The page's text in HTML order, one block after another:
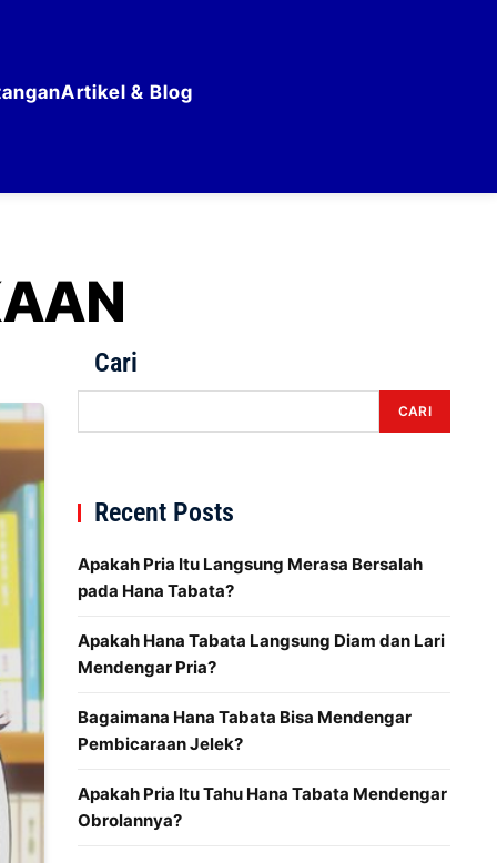
Artikel & Blog
Cari
CARI
Recent Posts
Apakah Pria Itu Langsung Merasa Bersalah
pada Hana Tabata?
Apakah Hana Tabata Langsung Diam dan Lari
Mendengar Pria?
Bagaimana Hana Tabata Bisa Mendengar
Pembicaraan Jelek?
Apakah Pria Itu Tahu Hana Tabata Mendengar
Obrolannya?